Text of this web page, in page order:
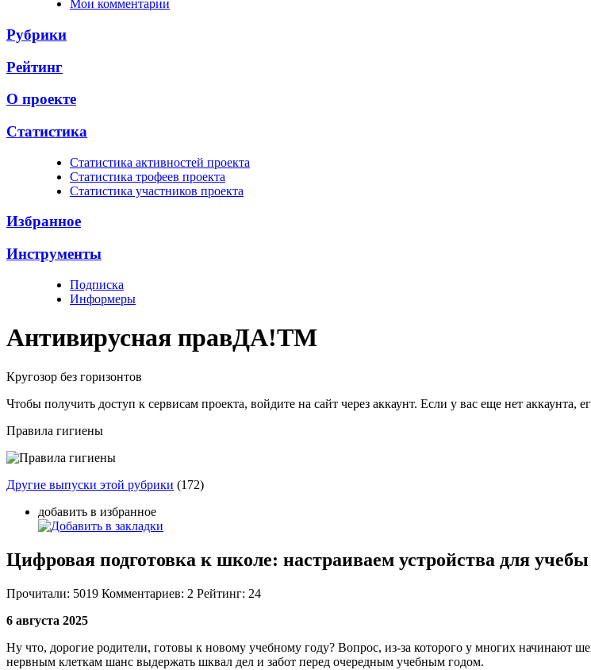
Мои комментарии
Рубрики
Рейтинг
О проекте
Статистика
Cтатистика активностей проекта
Cтатистика трофеев проекта
Cтатистика участников проекта
Избранное
Инструменты
Подписка
Информеры
Антивирусная правДА!TM
Кругозор без горизонтов
Чтобы получить доступ к сервисам проекта, войдите на сайт через аккаунт. Если у вас еще нет аккаунта,
Правила гигиены
Другие выпуски этой рубрики (172)
добавить в избранное
Цифровая подготовка к школе: настраиваем устройства для учебы
Прочитали: 5019 Комментариев: 2 Рейтинг: 24
6 августа 2025
Ну что, дорогие родители, готовы к новому учебному году? Вопрос, из-за которого у многих начинают
нервным клеткам шанс выдержать шквал дел и забот перед очередным учебным годом.